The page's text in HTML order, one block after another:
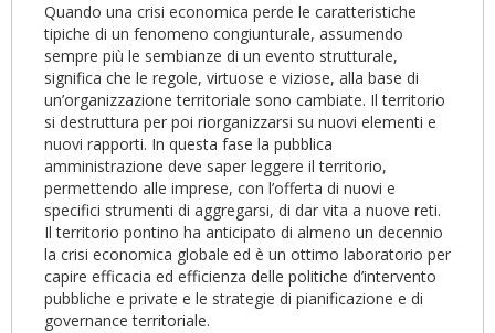
Quando una crisi economica perde le caratteristiche
tipiche di un fenomeno congiunturale, assumendo
sempre più le sembianze di un evento strutturale,
significa che le regole, virtuose e viziose, alla base di
un’organizzazione territoriale sono cambiate. Il territorio
si destruttura per poi riorganizzarsi su nuovi elementi e
nuovi rapporti. In questa fase la pubblica
amministrazione deve saper leggere il territorio,
permettendo alle imprese, con l’offerta di nuovi e
specifici strumenti di aggregarsi, di dar vita a nuove reti.
Il territorio pontino ha anticipato di almeno un decennio
la crisi economica globale ed è un ottimo laboratorio per
capire efficacia ed efficienza delle politiche d’intervento
pubbliche e private e le strategie di pianificazione e di
governance territoriale.